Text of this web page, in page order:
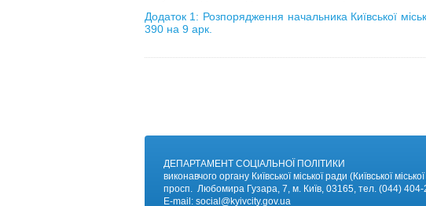
Додаток 1: Розпорядження начальника Київської
390 на 9 арк.
ДЕПАРТАМЕНТ СОЦІАЛЬНОЇ ПОЛІТИКИ
виконавчого органу Київської міської ради (Київської
просп. Любомира Гузара, 7, м. Київ, 03165, тел. (044) 404-
E-mail: social@kyivcity.gov.ua